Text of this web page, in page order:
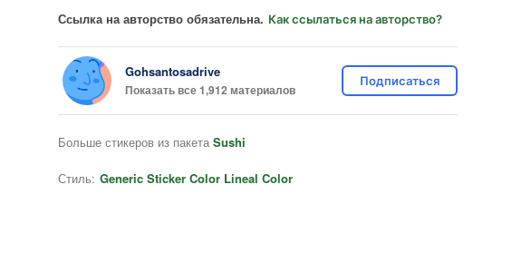
Ссылка на авторство обязательна. Как ссылаться на авторство?
Gohsantosadrive
Показать все 1,912 материалов
Подписаться
Больше стикеров из пакета Sushi
Стиль: Generic Sticker Color Lineal Color